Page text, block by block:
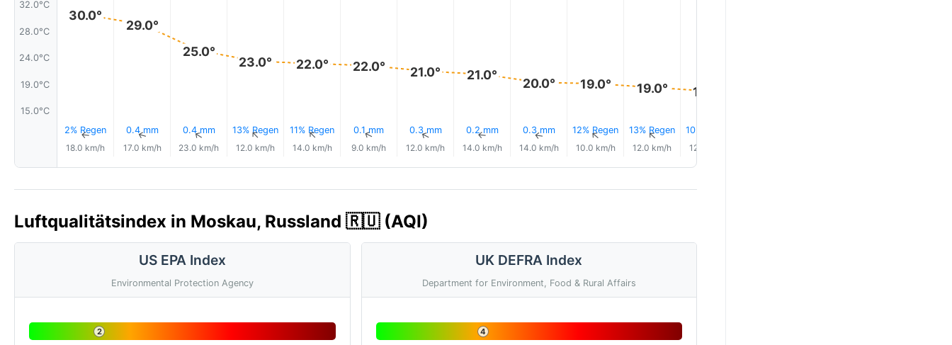
32.0°C
28.0°C
24.0°C
19.0°C
15.0°C
30.0°
2% Regen
↑
18.0 km/h
29.0°
0.4 mm
↑
17.0 km/h
25.0°
0.4 mm
↑
23.0 km/h
23.0°
13% Regen
↑
12.0 km/h
22.0°
11% Regen
↑
14.0 km/h
22.0°
0.1 mm
↑
9.0 km/h
21.0°
0.3 mm
↑
12.0 km/h
21.0°
0.2 mm
↑
14.0 km/h
20.0°
0.3 mm
↑
14.0 km/h
19.0°
12% Regen
↑
10.0 km/h
19.0°
13% Regen
↑
12.0 km/h
18.0°
10% Regen
12.0 km/h
Luftqualitätsindex in Moskau, Russland 🇷🇺 (AQI)
US EPA Index
Environmental Protection Agency
2
UK DEFRA Index
Department for Environment, Food & Rural Affairs
4